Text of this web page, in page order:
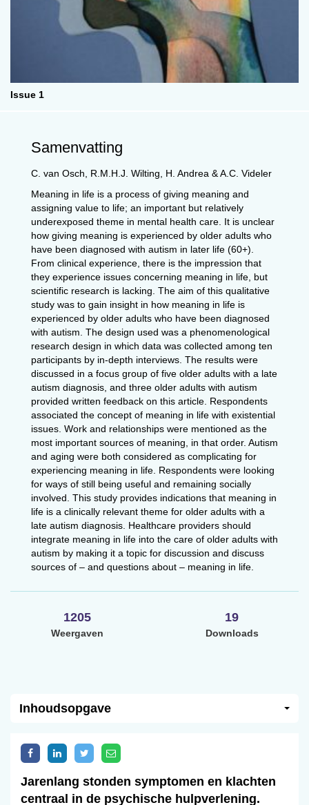
Issue 1
Samenvatting
C. van Osch, R.M.H.J. Wilting, H. Andrea & A.C. Videler
Meaning in life is a process of giving meaning and
assigning value to life; an important but relatively
underexposed theme in mental health care. It is unclear
how giving meaning is experienced by older adults who
have been diagnosed with autism in later life (60+).
From clinical experience, there is the impression that
they experience issues concerning meaning in life, but
scientific research is lacking. The aim of this qualitative
study was to gain insight in how meaning in life is
experienced by older adults who have been diagnosed
with autism. The design used was a phenomenological
research design in which data was collected among ten
participants by in-depth interviews. The results were
discussed in a focus group of five older adults with a late
autism diagnosis, and three older adults with autism
provided written feedback on this article. Respondents
associated the concept of meaning in life with existential
issues. Work and relationships were mentioned as the
most important sources of meaning, in that order. Autism
and aging were both considered as complicating for
experiencing meaning in life. Respondents were looking
for ways of still being useful and remaining socially
involved. This study provides indications that meaning in
life is a clinically relevant theme for older adults with a
late autism diagnosis. Healthcare providers should
integrate meaning in life into the care of older adults with
autism by making it a topic for discussion and discuss
sources of – and questions about – meaning in life.
1205
Weergaven
19
Downloads
Inhoudsopgave
Jarenlang stonden symptomen en klachten
centraal in de psychische hulpverlening.